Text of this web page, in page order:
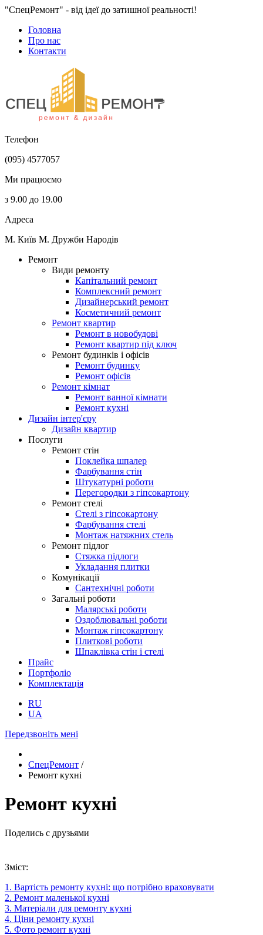
"СпецРемонт" - від ідеї до затишної реальності!
Головна
Про нас
Контакти
Телефон
(095) 4577057
Ми працюємо
з 9.00 до 19.00
Адреса
М. Київ М. Дружби Народів
Ремонт
Види ремонту
Капітальний ремонт
Комплексний ремонт
Дизайнерський ремонт
Косметичний ремонт
Ремонт квартир
Ремонт в новобудові
Ремонт квартир під ключ
Ремонт будинків і офісів
Ремонт будинку
Ремонт офісів
Ремонт кімнат
Ремонт ванної кімнати
Ремонт кухні
Дизайн інтер'єру
Дизайн квартир
Послуги
Ремонт стін
Поклейка шпалер
Фарбування стін
Штукатурні роботи
Перегородки з гіпсокартону
Ремонт стелі
Стелі з гіпсокартону
Фарбування стелі
Монтаж натяжних стель
Ремонт підлог
Стяжка підлоги
Укладання плитки
Комунікації
Сантехнічні роботи
Загальні роботи
Малярські роботи
Оздоблювальні роботи
Монтаж гіпсокартону
Плиткові роботи
Шпаклівка стін і стелі
Прайс
Портфоліо
Комплектація
RU
UA
Передзвоніть мені
СпецРемонт /
Ремонт кухні
Ремонт кухні
Поделись с друзьями
Зміст:
1. Вартість ремонту кухні: що потрібно враховувати
2. Ремонт маленької кухні
3. Матеріали для ремонту кухні
4. Ціни ремонту кухні
5. Фото ремонт кухні